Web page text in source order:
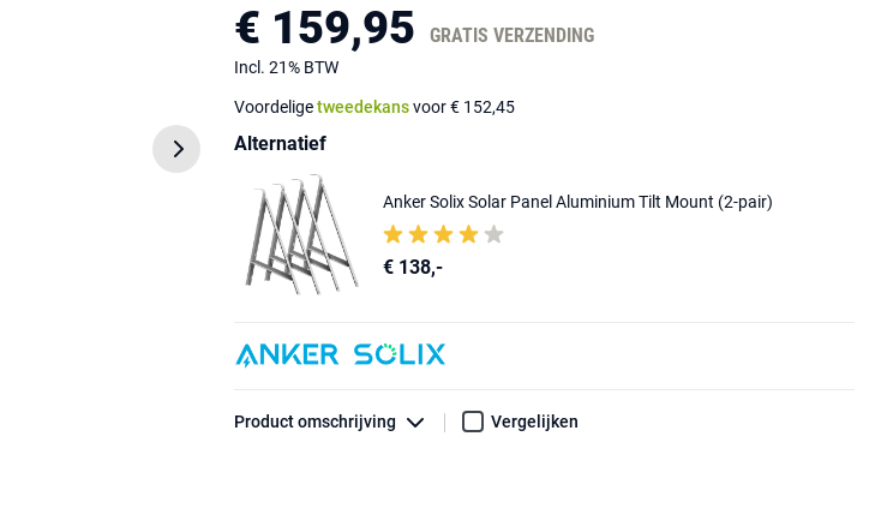
€ 159,95 GRATIS VERZENDING
Incl. 21% BTW
Voordeligetweedekansvoor € 152,45
Alternatief
Anker Solix Solar Panel Aluminium Tilt Mount (2-pair)
€ 138,-
Product omschrijving Vergelijken